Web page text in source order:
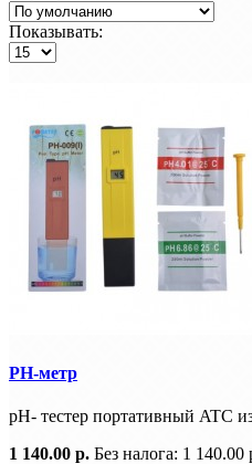
Показывать:
PH-метр
pH- тестер портативный ATC
1 140.00 р. Без налога: 1 140.00